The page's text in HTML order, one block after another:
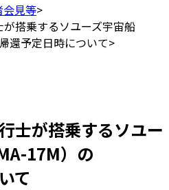
会見等>
搭乗するソユーズ宇宙船
還予定日時について>
士が搭乗するソユー
17M）の
て